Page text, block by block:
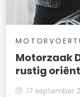
Motorzaak
rustig
17 september